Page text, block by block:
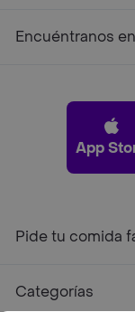
Encuéntranos
App
Pide tu comida
Categorías